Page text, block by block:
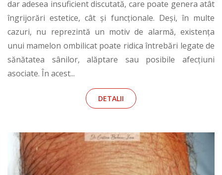
dar adesea insuficient discutată, care poate genera atât
îngrijorări estetice, cât și funcționale. Deși, în multe
cazuri, nu reprezintă un motiv de alarmă, existența
unui mamelon ombilicat poate ridica întrebări legate de
sănătatea sânilor, alăptare sau posibile afecțiuni
asociate. În acest...
DETALII